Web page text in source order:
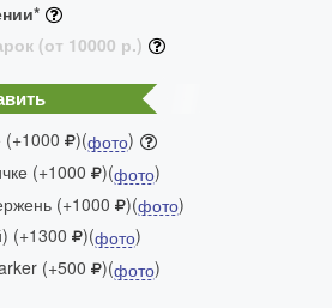
(от 10000 р.)
(+1000 )(фото)
(+1000
)(фото)
(+1000
)(фото)
(+1300
)(фото)
(+500
)(фото)